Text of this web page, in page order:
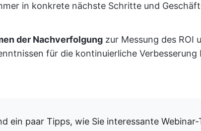
in konkrete nächste Schritte und
der Nachverfolgung zur Messung des ROI
für die kontinuierliche Verbesserung
ein paar Tipps, wie Sie interessante